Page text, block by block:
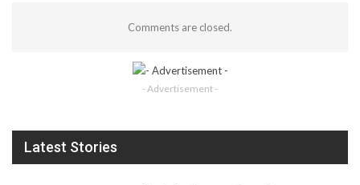
Comments are closed.
- Advertisement -
Latest Stories